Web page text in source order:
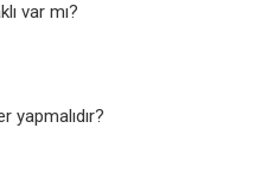
var mı?
yapmalıdır?